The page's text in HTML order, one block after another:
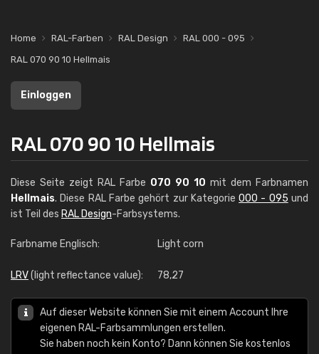
Home RAL-Farben RAL Design
RAL 000 - 095
RAL 070 90 10 Hellmais
Einloggen
RAL 070 90 10 Hellmais
Diese Seite zeigt RAL Farbe 070 90 10 mit dem Farbnamen
Hellmais. Diese RAL Farbe gehört zur Kategorie000 - 095 und
ist Teil des RAL Design-Farbsystems.
Farbname Englisch: Light corn
LRV(light reflectance value): 78,27
Auf dieser Website können Sie mit einem Account Ihre
eigenen RAL-Farbsammlungen erstellen.
Sie haben noch kein Konto? Dann können Sie kostenlos